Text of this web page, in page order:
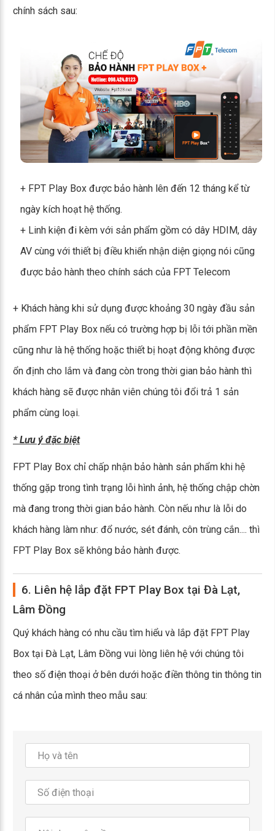
chính sách sau:
+ FPT Play Box được bảo hành lên đến 12 tháng kể từ
ngày kích hoạt hệ thống.
+ Linh kiện đi kèm với sản phẩm gồm có dây HDIM, dây
AV cùng với thiết bị điều khiển nhận diện giọng nói cũng
được bảo hành theo chính sách của FPT Telecom
+ Khách hàng khi sử dụng được khoảng 30 ngày đầu sản
phẩm FPT Play Box nếu có trường hợp bị lỗi tới phần mền
cũng như là hệ thống hoặc thiết bị hoạt động không được
ổn định cho lắm và đang còn trong thời gian bảo hành thì
khách hàng sẽ được nhân viên chúng tôi đổi trả 1 sản
phẩm cùng loại.
* Lưu ý đặc biệt
FPT Play Box chỉ chấp nhận bảo hành sản phẩm khi hệ
thống gặp trong tình trạng lỗi hình ảnh, hệ thống chập chờn
mà đang trong thời gian bảo hành. Còn nếu như là lỗi do
khách hàng làm như: đổ nước, sét đánh, côn trùng cắn.... thì
FPT Play Box sẽ không bảo hành được.
6. Liên hệ lắp đặt FPT Play Box tại Đà Lạt,
Lâm Đồng
Quý khách hàng có nhu cầu tìm hiểu và lắp đặt FPT Play
Box tại Đà Lạt, Lâm Đồng vui lòng liên hệ với chúng tôi
theo số điện thoại ở bên dưới hoặc điền thông tin thông tin
cá nhân của mình theo mẫu sau: